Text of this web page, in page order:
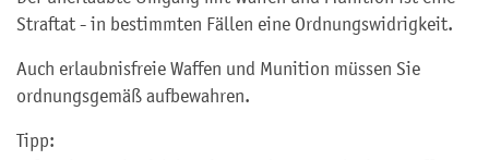
Straftat - in bestimmten Fällen eine Ordnungswidrigkeit.
Auch erlaubnisfreie Waffen und Munition müssen Sie
ordnungsgemäß aufbewahren.
Tipp: